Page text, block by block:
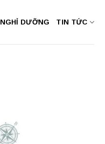
NGHỈ DƯỠNG TIN TỨC